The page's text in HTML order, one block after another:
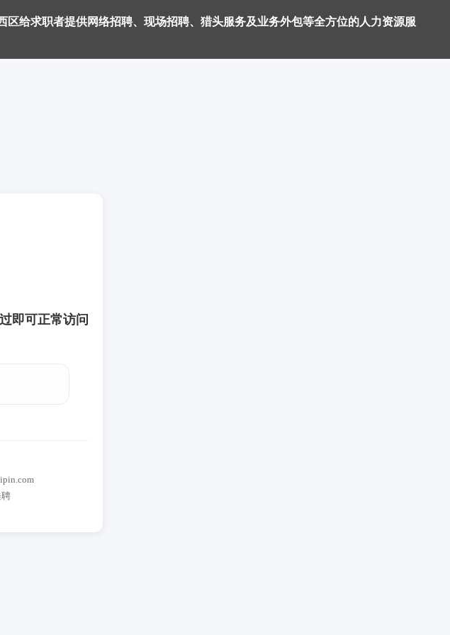
给求职者提供网络招聘、现场招聘、猎头服务及业务外包等全方位的人力资源服
即可正常访问